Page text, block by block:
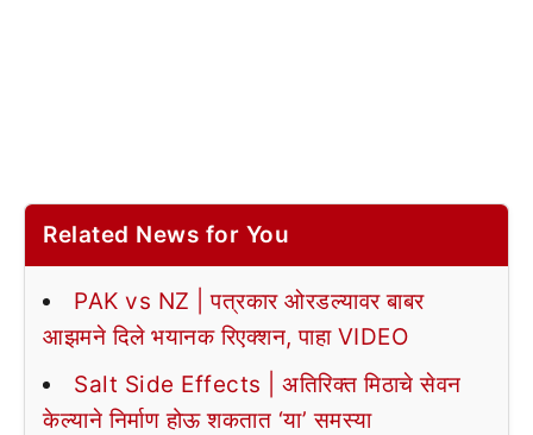
Related News for You
PAK vs NZ | पत्रकार ओरडल्यावर बाबर
आझमने दिले भयानक रिएक्शन, पाहा VIDEO
Salt Side Effects | अतिरिक्त मिठाचे सेवन
केल्याने निर्माण होऊ शकतात ‘या’ समस्या